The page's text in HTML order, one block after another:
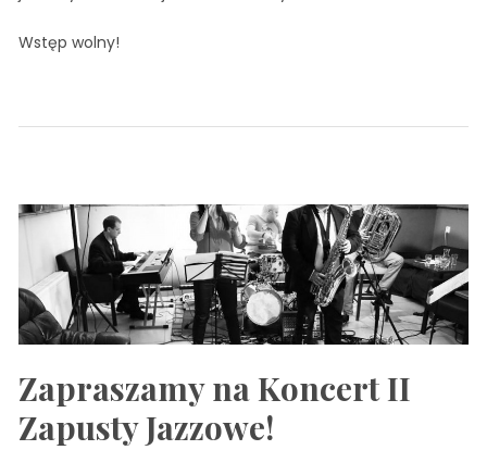
Wstęp wolny!
Zapraszamy na Koncert II
Zapusty Jazzowe!